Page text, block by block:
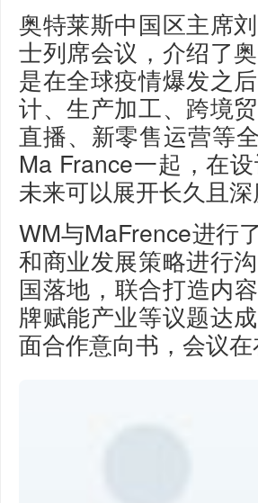
奥特莱斯中国区主席
士列席会议，介绍了
是在全球疫情爆发之
计、生产加工、跨境
直播、新零售运营等
Ma France一起，在
未来可以展开长久且深
WM与MaFrence进行
和商业发展策略进行
国落地，联合打造内
牌赋能产业等议题达
面合作意向书，会议